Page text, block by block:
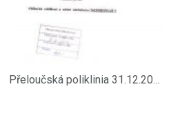
Přeloučská poliklinia 31.12.2010